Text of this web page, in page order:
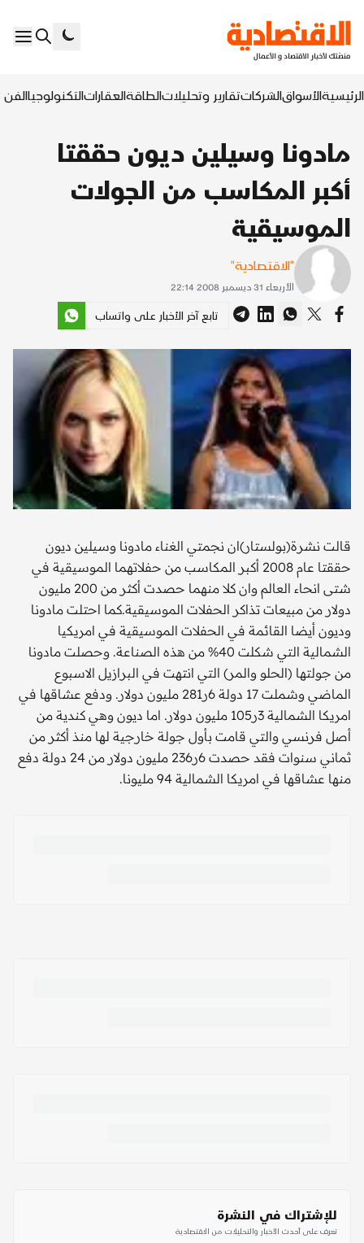
الرئيسيةالأسواقالشركاتتقارير وتحليلاتالطاقةالعقاراتالتكنولوجياالفن
مادونا وسيلين ديون حققتا
أكبر المكاسب من الجولات
الموسيقية
"الاقتصادية"
الأربعاء 31 ديسمبر 2008 22:14
تابع آخر الأخبار على واتساب
قالت نشرة(بولستار)ان نجمتي الغناء مادونا وسيلين ديون
حققتا عام 2008 أكبر المكاسب من حفلاتهما الموسيقية في
شتى انحاء العالم وان كلا منهما حصدت أكثر من 200 مليون
دولار من مبيعات تذاكر الحفلات الموسيقية.كما احتلت مادونا
وديون أيضا القائمة في الحفلات الموسيقية في امريكيا
الشمالية التي شكلت 40% من هذه الصناعة. وحصلت مادونا
من جولتها (الحلو والمر) التي انتهت في البرازيل الاسبوع
الماضي وشملت 17 دولة 6ر281 مليون دولار. ودفع عشاقها في
امريكا الشمالية 3ر105 مليون دولار. اما ديون وهي كندية من
أصل فرنسي والتي قامت بأول جولة خارجية لها منذ أكثر من
ثماني سنوات فقد حصدت 6ر236 مليون دولار من 24 دولة دفع
منها عشاقها في امريكا الشمالية 94 مليونا.
للإشتراك في النشرة
تعرف على أحدث الأخبار والتحليلات من الاقتصادية